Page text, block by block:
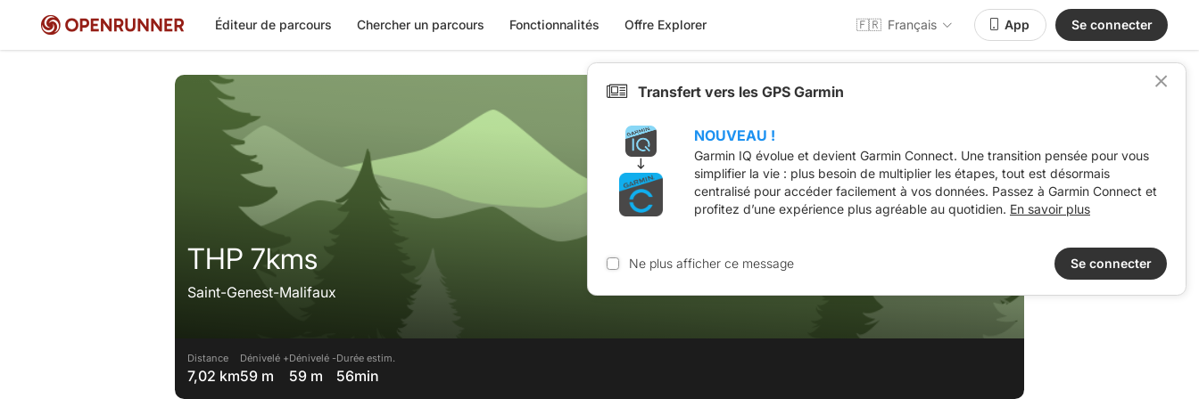
Éditeur de parcours Chercher un parcours Fonctionnalités Offre Explorer 🇫🇷 Français App Se connecter
THP 7kms
Saint-Genest-Malifaux
Distance
7,02 km
Dénivelé +
59 m
Dénivelé -
59 m
Durée estim.
56min
Transfert vers les GPS Garmin
NOUVEAU !
Garmin IQ évolue et devient Garmin Connect. Une transition pensée pour vous
simplifier la vie : plus besoin de multiplier les étapes, tout est désormais
centralisé pour accéder facilement à vos données. Passez à Garmin Connect et
profitez d’une expérience plus agréable au quotidien. En savoir plus
Ne plus afficher ce message Se connecter